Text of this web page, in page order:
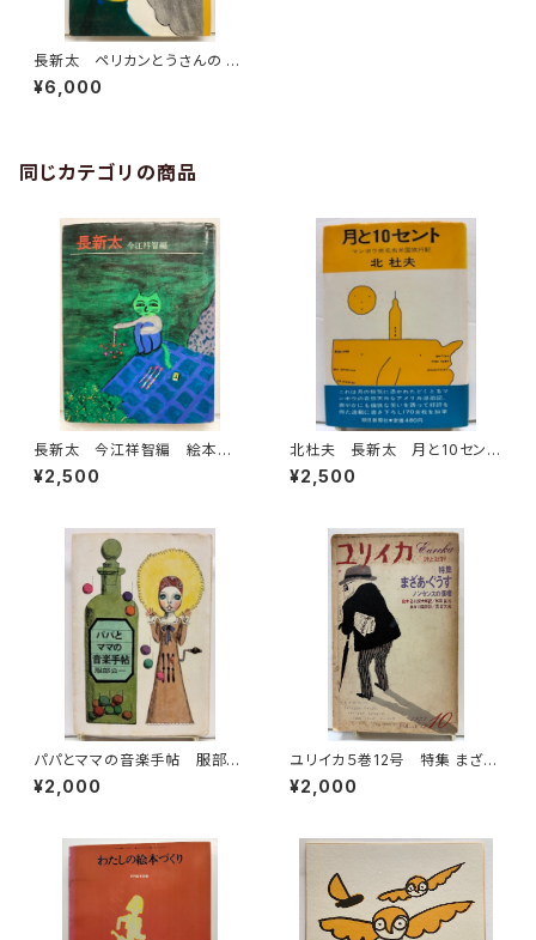
長新太 ペリカンとうさんの お
みやげ 大石真 1975年初
版 小峰書店刊
¥6,000
同じカテゴリの商品
長新太 今江祥智編 絵本作
家文庫 1977年 すばる書房
文庫
¥2,500
北杜夫 長新太 月と10セン
ト 1971年 初版 帯 朝日
新聞社
¥2,500
パパとママの音楽手帖 服部公
一 装幀 宇野亜喜良 カット
長新太 1966年 初版 文藝
¥2,000
ユリイカ５巻12号 特集 まざ
あ・ぐうす 絵本 谷川俊太郎訳
／和田誠絵 長谷川四郎訳／
¥2,000